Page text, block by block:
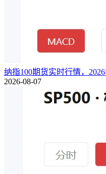
纳指100期货实时行情，
2026-08-07